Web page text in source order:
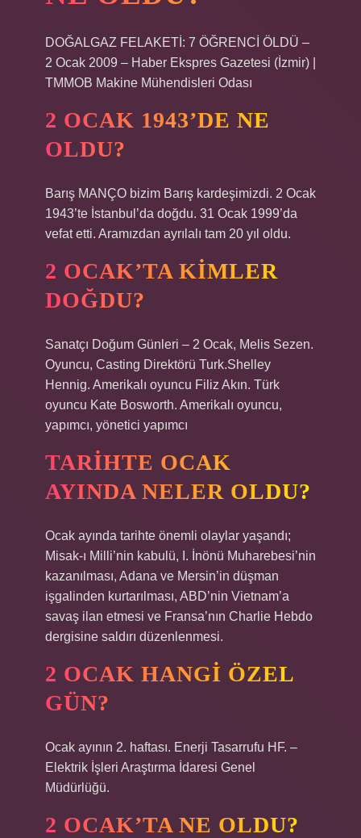
DOĞALGAZ FELAKETİ: 7 ÖĞRENCİ ÖLDÜ –
2 Ocak 2009 – Haber Ekspres Gazetesi (İzmir) |
TMMOB Makine Mühendisleri Odası
2 OCAK 1943’DE NE
OLDU?
Barış MANÇO bizim Barış kardeşimizdi. 2 Ocak
1943’te İstanbul’da doğdu. 31 Ocak 1999’da
vefat etti. Aramızdan ayrılalı tam 20 yıl oldu.
2 OCAK’TA KIMLER
DOĞDU?
Sanatçı Doğum Günleri – 2 Ocak, Melis Sezen.
Oyuncu, Casting Direktörü Turk.Shelley
Hennig. Amerikalı oyuncu Filiz Akın. Türk
oyuncu Kate Bosworth. Amerikalı oyuncu,
yapımcı, yönetici yapımcı
TARIHTE OCAK
AYINDA NELER OLDU?
Ocak ayında tarihte önemli olaylar yaşandı;
Misak-ı Milli’nin kabulü, I. İnönü Muharebesi’nin
kazanılması, Adana ve Mersin’in düşman
işgalinden kurtarılması, ABD’nin Vietnam’a
savaş ilan etmesi ve Fransa’nın Charlie Hebdo
dergisine saldırı düzenlenmesi.
2 OCAK HANGI ÖZEL
GÜN?
Ocak ayının 2. haftası. Enerji Tasarrufu HF. –
Elektrik İşleri Araştırma İdaresi Genel
Müdürlüğü.
2 OCAK’TA NE OLDU?